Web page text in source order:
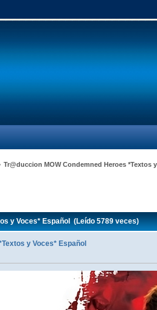
Tr@duccion MOW Condemned Heroes *Textos
y Voces* Español (Leído 5789 veces)
y Voces* Español